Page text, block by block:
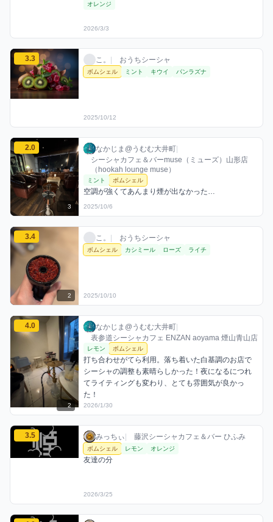
オレンジ
2026/3/3
こ。のボムシェルミックスを見る
3.3 こ。 / おうちシーシャ / 2025年10月12日
こ。 おうちシーシャ
利用フレーバー
ボムシェル ミント キウイ パンラズナ
評価
2025/10/12
なかじま@うむむ大井町のボムシェルミックスを見る
2.0
3
なかじま@うむむ大井町 / お店シーシャ /
なかじま@うむむ大井町
シーシャカフェ＆バーmuse（ミューズ）山形店
（hookah lounge muse）
利用フレーバー
ミント ボムシェル
コメント
空調が強くてあんまり煙が出なかった…
評価
2025/10/6
こ。のボムシェルミックスを見る
3.4
2
こ。 / おうちシーシャ / 2025年10月10日
こ。 おうちシーシャ
利用フレーバー
ボムシェル カシミール ローズ ライチ
評価
2025/10/10
なかじま@うむむ大井町のボムシェルミックスを見る
4.0
2
なかじま@うむむ大井町 / お店シーシャ /
なかじま@うむむ大井町
表参道シーシャカフェ ENZAN aoyama 煙山青山店
利用フレーバー
レモン ボムシェル
コメント
打ち合わせがてら利用。落ち着いた白基調のお店で
シーシャの調整も素晴らしかった！夜になるにつれ
てライティングも変わり、とても雰囲気が良かっ
た！
評価
2026/1/30
みっちぃのボムシェルミックスを見る
3.5 みっちぃ / お店シーシャ / 2026年3月25日
みっちぃ 藤沢シーシャカフェ＆バー ひふみ
利用フレーバー
ボムシェル レモン オレンジ
コメント
友達の分
評価
2026/3/25